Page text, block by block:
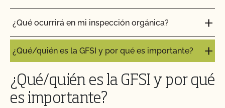
¿Qué ocurrirá en mi inspección orgánica?
¿Qué/quién es la GFSI y por qué es importante?
¿Qué/quién es la GFSI y por qué
es importante?